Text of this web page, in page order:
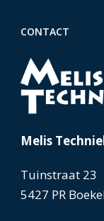
CONTACT
Melis
Tuinstraat 23
5427 PR